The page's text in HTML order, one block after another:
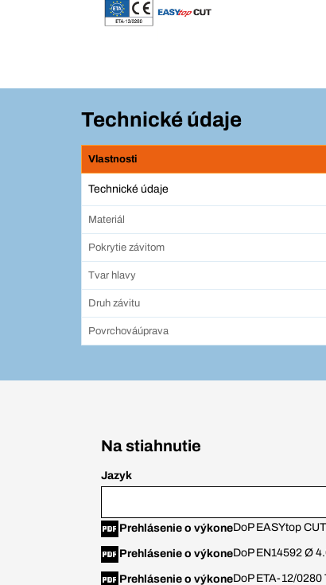
Technické údaje
Vlastnosti
Technické údaje
Materiál
Pokrytie závitom
Tvar hlavy
Druh závitu
Povrchováúprava
Na stiahnutie
Jazyk
Prehlásenie o výkoneDoP EASYtop
Prehlásenie o výkoneDoP EN14592 Ø
Prehlásenie o výkoneDoP ETA-12/0280